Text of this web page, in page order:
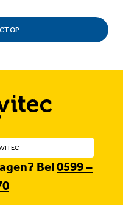
OP
Bel0599 –